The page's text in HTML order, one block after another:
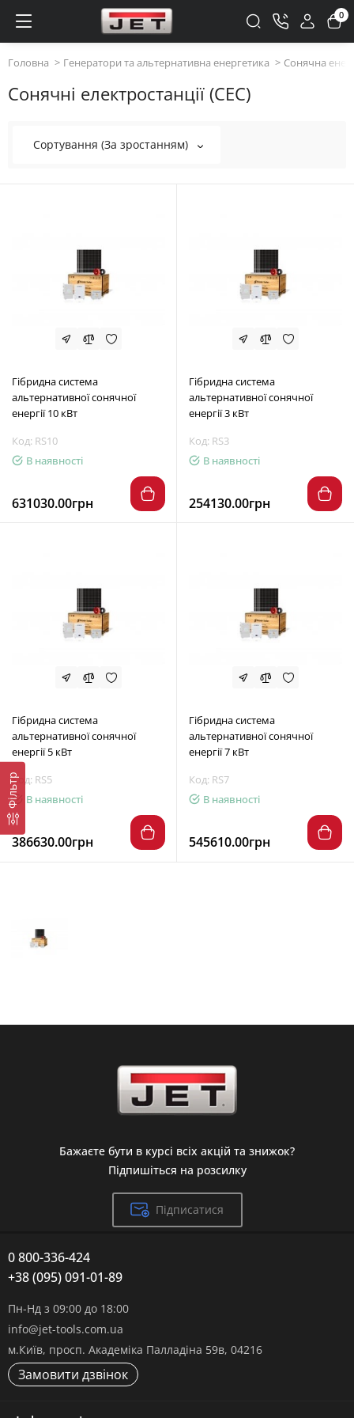
0
Головна Генератори та альтернативна енергетика Сонячна
Сонячні електростанції (СЕС)
Фільтр
Сортування (За зростанням)
Гібридна система
альтернативної сонячної
енергії 10 кВт
Код: RS10
В наявності
631030.00грн
Гібридна система
альтернативної сонячної
енергії 3 кВт
Код: RS3
В наявності
254130.00грн
Гібридна система
альтернативної сонячної
енергії 5 кВт
Код: RS5
В наявності
386630.00грн
Гібридна система
альтернативної сонячної
енергії 7 кВт
Код: RS7
В наявності
545610.00грн
Бажаєте бути в курсі всіх акцій та знижок?
Підпишіться на розсилку
Підписатися
0 800-336-424
+38 (095) 091-01-89
Пн-Нд з 09:00 до 18:00
info@jet-tools.com.ua
м.Київ, просп. Академіка Палладіна 59в, 04216
Замовити дзвінок